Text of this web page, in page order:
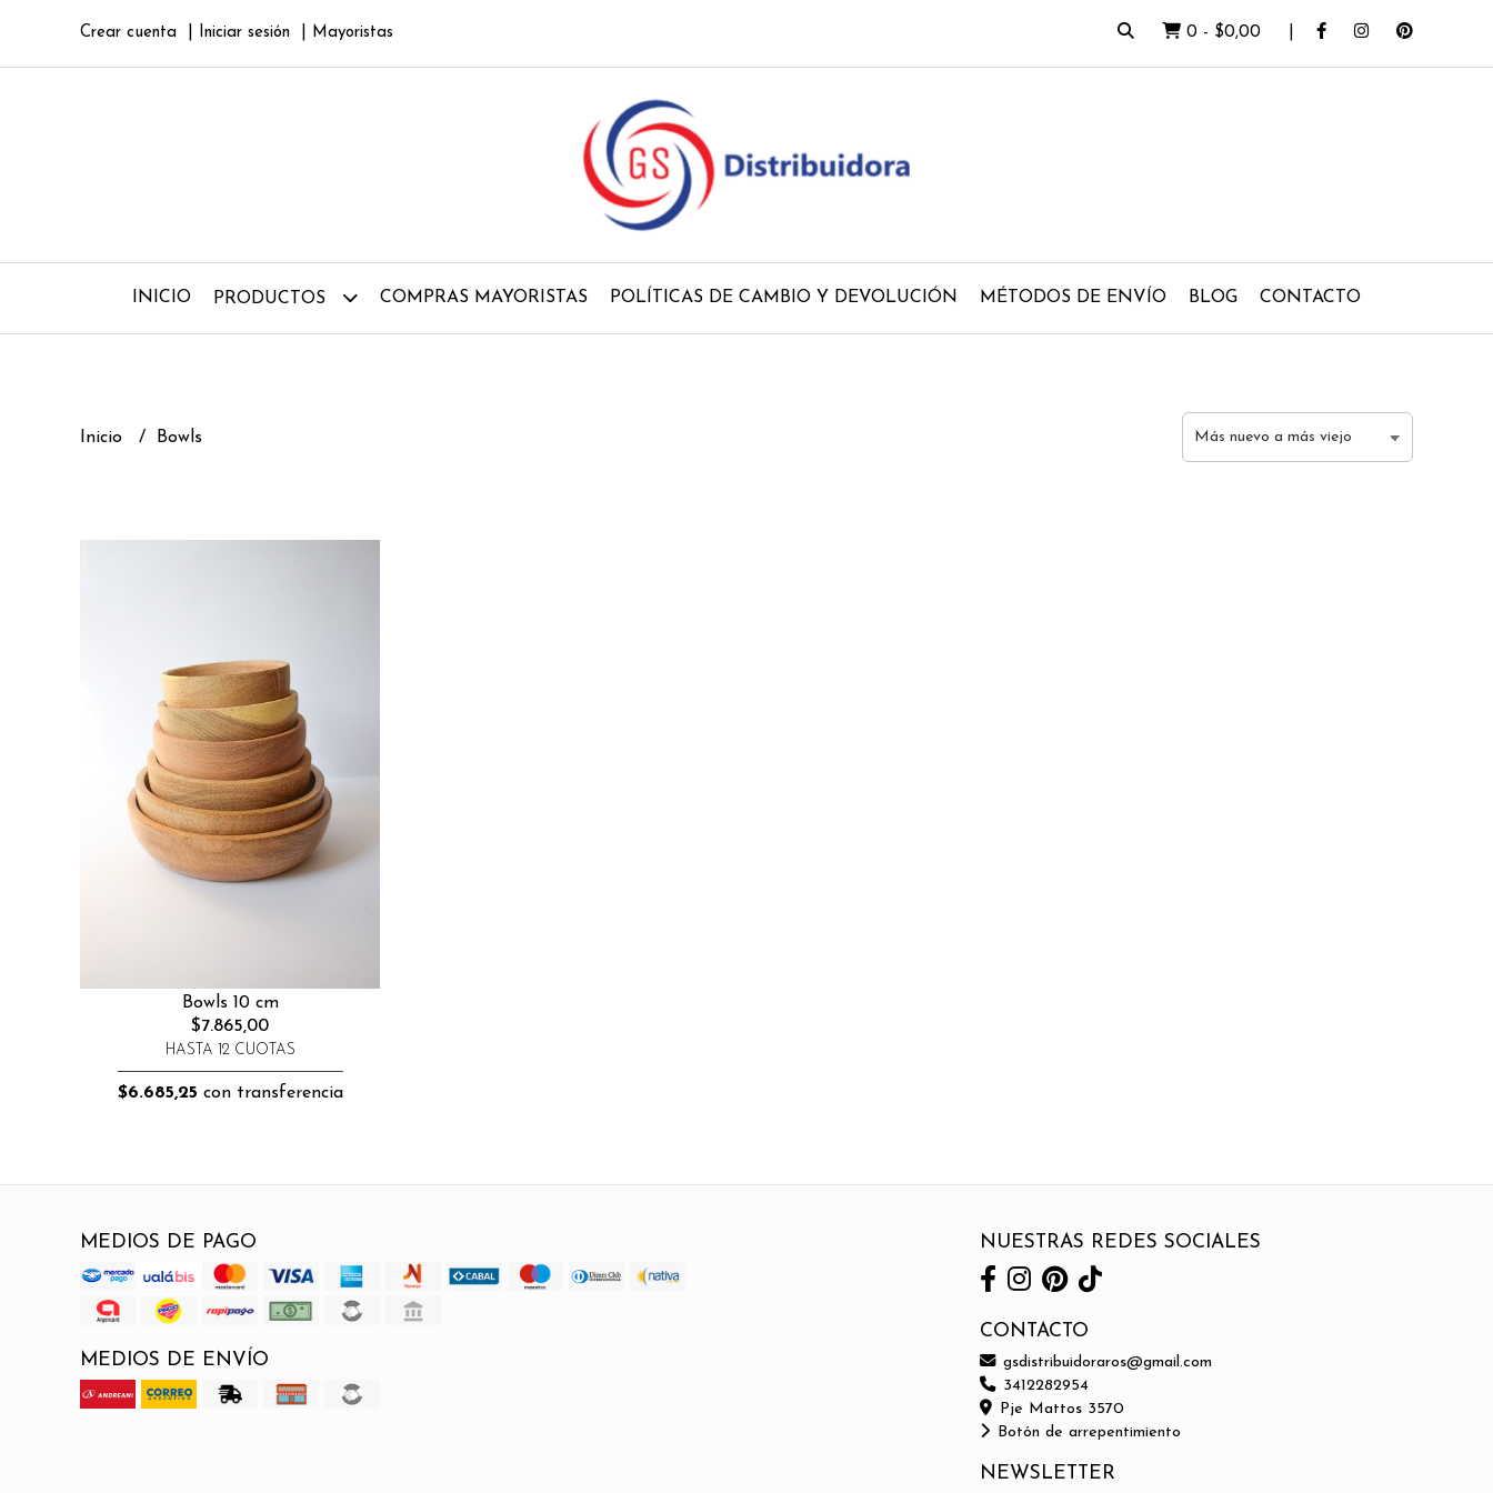
Crear cuenta Iniciar sesión Mayoristas 0 - $0,00
INICIO PRODUCTOS COMPRAS MAYORISTAS POLÍTICAS DE CAMBIO Y DEVOLUCIÓN MÉTODOS DE ENVÍO BLOG CONTACTO
Inicio Bowls
Bowls 10 cm
$7.865,00
HASTA 12 CUOTAS
$6.685,25 con transferencia
MEDIOS DE PAGO
MEDIOS DE ENVÍO
NUESTRAS REDES SOCIALES
CONTACTO
gsdistribuidoraros@gmail.com
3412282954
Pje Mattos 3570
Botón de arrepentimiento
NEWSLETTER